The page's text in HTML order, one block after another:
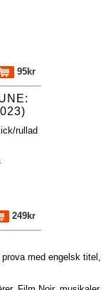
95kr
rullad
249kr
med engelsk titel,